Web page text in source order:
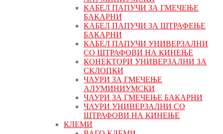
КАБЕЛ ПАПУЧИ ЗА ГМЕЧЕЊЕ
БАКАРНИ
КАБЕЛ ПАПУЧИ ЗА ШТРАФЕЊЕ
БАКАРНИ
КАБЕЛ ПАПУЧИ УНИВЕРЗАЛНИ
СО ШТРАФОВИ НА КИНЕЊЕ
КОНЕКТОРИ УНИВЕРЗАЛНИ ЗА
СКЛОПКИ
ЧАУРИ ЗА ГМЕЧЕЊЕ
АЛУМИНИУМСКИ
ЧАУРИ ЗА ГМЕЧЕЊЕ БАКАРНИ
ЧАУРИ УНИВЕРЗАЛНИ СО
ШТРАФОВИ НА КИНЕЊЕ
КЛЕМИ